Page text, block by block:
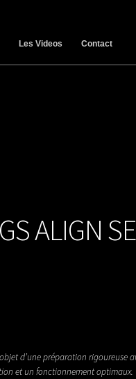
Les Videos Contact
ALIGN
d’une préparation rigoureuse
et un fonctionnement optimaux.